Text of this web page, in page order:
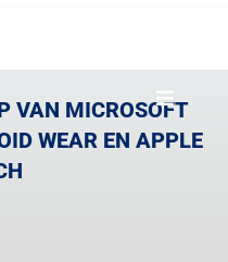
VAN MICROSOFT
WEAR EN APPLE